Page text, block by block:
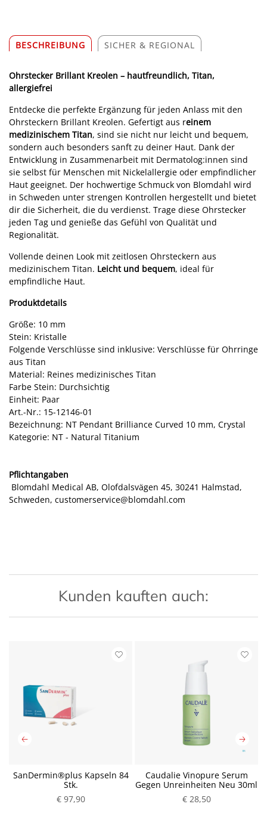
BESCHREIBUNG SICHER & REGIONAL
Ohrstecker Brillant Kreolen – hautfreundlich, Titan,
allergiefrei
Entdecke die perfekte Ergänzung für jeden Anlass mit den
Ohrsteckern Brillant Kreolen. Gefertigt aus reinem
medizinischem Titan, sind sie nicht nur leicht und bequem,
sondern auch besonders sanft zu deiner Haut. Dank der
Entwicklung in Zusammenarbeit mit Dermatolog:innen sind
sie selbst für Menschen mit Nickelallergie oder empfindlicher
Haut geeignet. Der hochwertige Schmuck von Blomdahl wird
in Schweden unter strengen Kontrollen hergestellt und bietet
dir die Sicherheit, die du verdienst. Trage diese Ohrstecker
jeden Tag und genieße das Gefühl von Qualität und
Regionalität.
Vollende deinen Look mit zeitlosen Ohrsteckern aus
medizinischem Titan. Leicht und bequem, ideal für
empfindliche Haut.
Produktdetails
Größe: 10 mm
Stein: Kristalle
Folgende Verschlüsse sind inklusive: Verschlüsse für Ohrringe
aus Titan
Material: Reines medizinisches Titan
Farbe Stein: Durchsichtig
Einheit: Paar
Art.-Nr.: 15-12146-01
Bezeichnung: NT Pendant Brilliance Curved 10 mm, Crystal
Kategorie: NT - Natural Titanium
Pflichtangaben
Blomdahl Medical AB, Olofdalsvägen 45, 30241 Halmstad,
Schweden, customerservice@blomdahl.com
Kunden kauften auch:
SanDermin®plus Kapseln 84
Stk.
€ 97,90
Caudalie Vinopure Serum
Gegen Unreinheiten Neu 30ml
€ 28,50